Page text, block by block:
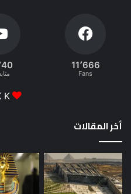
11٬666
Fans
K
أخر المقالات